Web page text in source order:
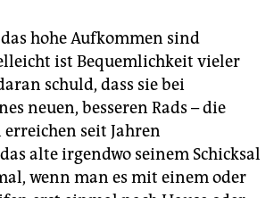
hohe Aufkommen sind
ist Bequemlichkeit vieler
schuld, dass sie bei
neuen, besseren Rads – die
seit Jahren
alte irgendwo seinem Schicksal
wenn man es mit einem oder